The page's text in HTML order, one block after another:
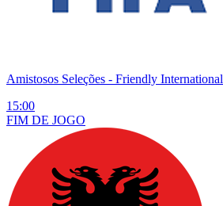
Amistosos Seleções - Friendly International
15:00
FIM DE JOGO